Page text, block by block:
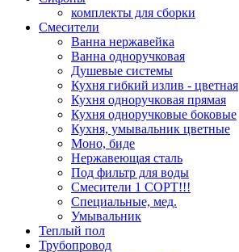
комплекты для сборки
Смесители
Ванна нержавейка
Ванна одноручковая
Душевые системы
Кухня гибкий излив - цветная
Кухня одноручковая прямая
Кухня одноручковые боковые
Кухня, умывальник цветные
Моно, биде
Нержавеющая сталь
Под фильтр для воды
Смесители 1 СОРТ!!!
Специальные, мед.
Умывальник
Теплый пол
Трубопровод